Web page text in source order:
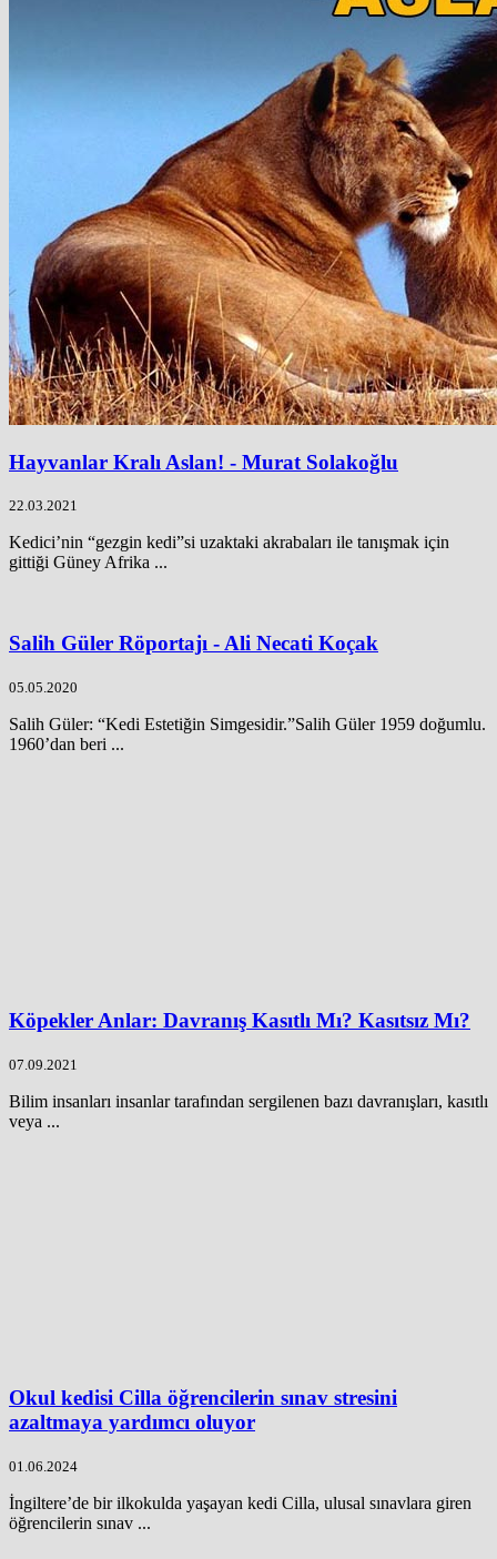
Hayvanlar Kralı Aslan! - Murat Solakoğlu
22.03.2021
Kedici’nin “gezgin kedi”si uzaktaki akrabaları ile tanışmak için
gittiği Güney Afrika ...
Salih Güler Röportajı - Ali Necati Koçak
05.05.2020
Salih Güler: “Kedi Estetiğin Simgesidir.”Salih Güler 1959 doğumlu.
1960’dan beri ...
Köpekler Anlar: Davranış Kasıtlı Mı? Kasıtsız Mı?
07.09.2021
Bilim insanları insanlar tarafından sergilenen bazı davranışları, kasıtlı
veya ...
Okul kedisi Cilla öğrencilerin sınav stresini
azaltmaya yardımcı oluyor
01.06.2024
İngiltere’de bir ilkokulda yaşayan kedi Cilla, ulusal sınavlara giren
öğrencilerin sınav ...